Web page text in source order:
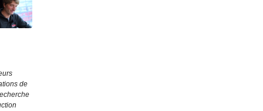
de